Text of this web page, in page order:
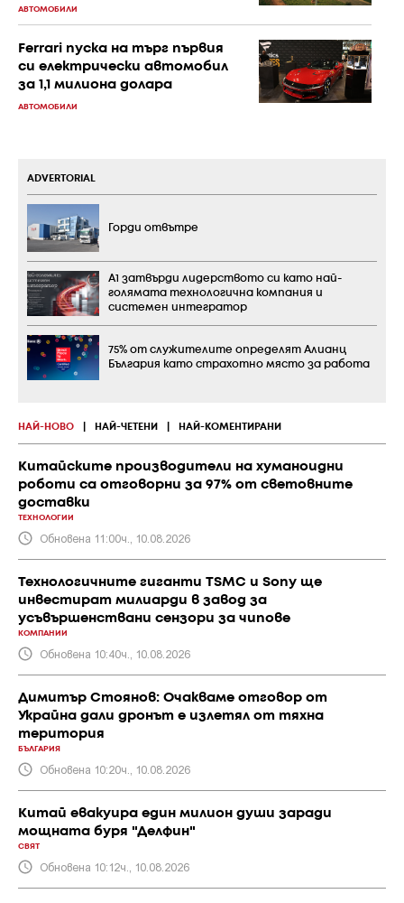
АВТОМОБИЛИ
Ferrari пуска на търг първия
си електрически автомобил
за 1,1 милиона долара
АВТОМОБИЛИ
НАЙ-НОВО НАЙ-ЧЕТЕНИ НАЙ-КОМЕНТИРАНИ
Китайските производители на хуманоидни
роботи са отговорни за 97% от световните
доставки
ТЕХНОЛОГИИ
Обновена 11:00ч., 10.08.2026
Технологичните гиганти TSMC и Sony ще
инвестират милиарди в завод за
усъвършенствани сензори за чипове
КОМПАНИИ
Обновена 10:40ч., 10.08.2026
Димитър Стоянов: Очакваме отговор от
Украйна дали дронът е излетял от тяхна
територия
БЪЛГАРИЯ
Обновена 10:20ч., 10.08.2026
Китай евакуира един милион души заради
мощната буря "Делфин"
СВЯТ
Обновена 10:12ч., 10.08.2026
ADVERTORIAL
Горди отвътре
А1 затвърди лидерството си като най-
голямата технологична компания и
системен интегратор
75% от служителите определят Алианц
България като страхотно място за работа